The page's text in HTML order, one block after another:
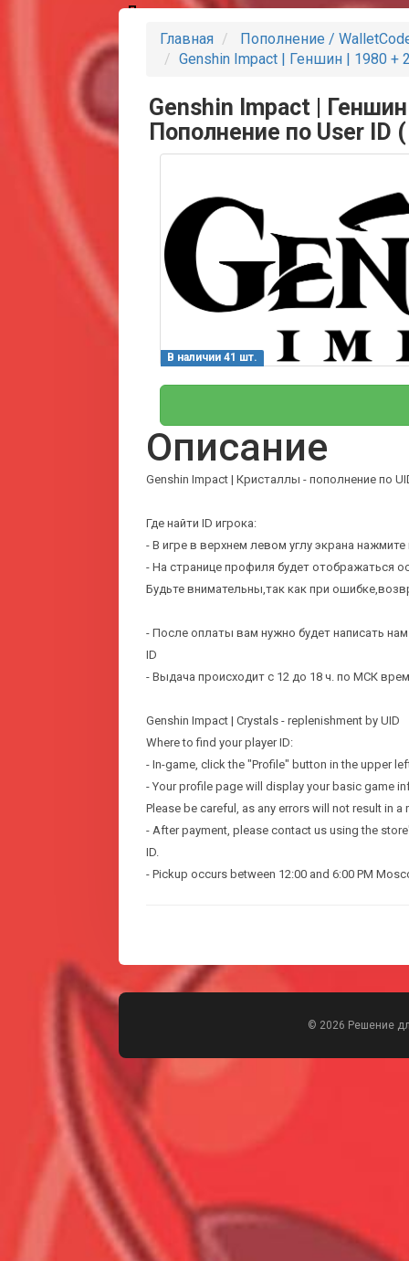
Партнеры
Главная
Пополнение /
Genshin Impact | Геншин | 1980 +
Genshin Impact |
Пополнение по User ID
В наличии 41 шт.
Описание
Genshin Impact | Кристаллы - пополнение по
Где найти ID игрока:
- В игре в верхнем левом углу экрана
- На странице профиля будет отображаться
Будьте внимательны,так как при
- После оплаты вам нужно будет написать
ID
- Выдача происходит с 12 до 18 ч. по МСК
Genshin Impact | Crystals - replenishment by UID
Where to find your player ID:
- In-game, click the "Profile" button in the upper
- Your profile page will display your basic game
Please be careful, as any errors will not result in a
- After payment, please contact us using the
ID.
- Pickup occurs between 12:00 and 6:00 PM
© 2026 Решение